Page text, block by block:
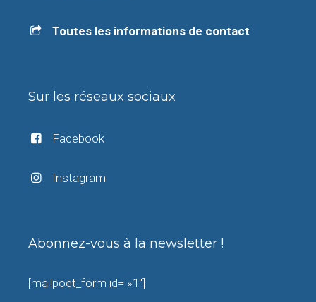
Toutes les informations de contact
Sur les réseaux sociaux
Facebook
Instagram
Abonnez-vous à la newsletter !
[mailpoet_form id= »1″]